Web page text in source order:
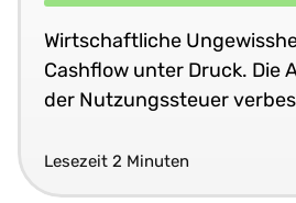
Wirtschaftliche
Cashflow unter Druck. Die
der Nutzungssteuer
Überreservierung.
Lesezeit 2 Minuten